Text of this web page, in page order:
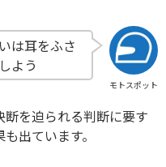
モトスポット
は耳をふさ
よう
を迫られる判断に要す
出ています。